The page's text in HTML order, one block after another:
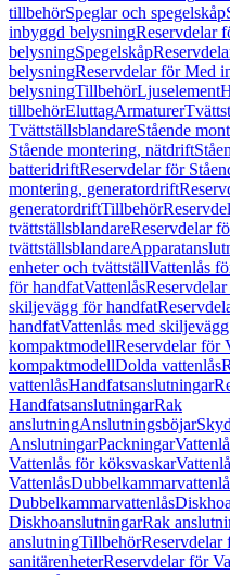
tillbehörSpeglar och spegelskåp
inbyggd belysningReservdelar
belysningSpegelskåp
belysningReservdelar för Med
belysningTillbehörLjuselement
tillbehörEluttagArmaturer
TvättställsblandareStående
Stående montering, nätdrift
batteridriftReservdelar för
montering, generatordrift
generatordriftTillbehör
tvättställsblandareReservdelar
tvättställsblandare
enheter och tvättställVattenlås
för handfatVattenlås
skiljevägg för handfat
handfatVattenlås med
kompaktmodellReservdelar för
kompaktmodellDolda vattenlås
vattenlåsHandfatsanslutningar
HandfatsanslutningarRak
anslutningAnslutningsböjar
AnslutningarPackningar
Vattenlås för köksvaskar
Vattenlås
Dubbelkammarvattenlås
DiskhoanslutningarRak
anslutningTillbehör
sanitärenheterReservdelar för